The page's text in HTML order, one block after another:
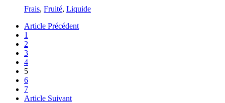
Frais, Fruité, Liquide
Article Précédent
1
2
3
4
5
6
7
Article Suivant